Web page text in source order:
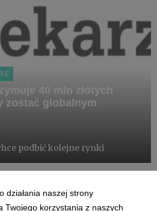
40 mln złotych
zostać globalnym
podbić kolejne rynki
działania naszej strony
Twojego korzystania z naszych